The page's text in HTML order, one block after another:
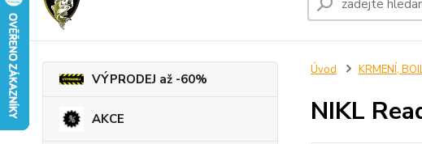
VÝPRODEJ až -60%
AKCE
Úvod KRMENÍ,
NIKL